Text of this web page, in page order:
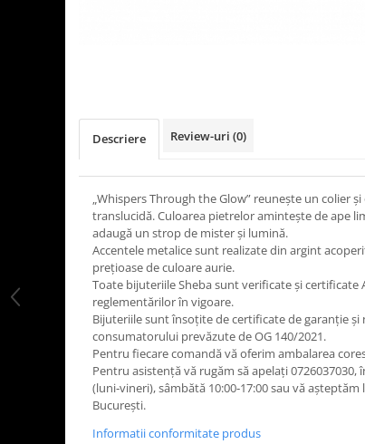
Descriere Review-uri (0)
„Whispers Through the Glow” reunește un colier
translucidă. Culoarea pietrelor amintește de ape
adaugă un strop de mister și lumină.
Accentele metalice sunt realizate din argint
prețioase de culoare aurie.
Toate bijuteriile Sheba sunt verificate şi certificate
reglementărilor în vigoare.
Bijuteriile sunt însoţite de certificate de garanţie și
consumatorului prevăzute de OG 140/2021.
Pentru fiecare comandă vă oferim ambalarea
Pentru asistență vă rugăm să apelați 0726037030,
(luni‑vineri), sâmbătă 10:00‑17:00 sau vă
București.
Informatii conformitate produs